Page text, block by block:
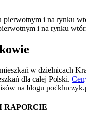
i na rynku
w dzielnicach
dla całej Polski.
na blogu
RAPORCIE